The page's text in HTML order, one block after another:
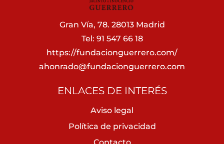
Gran Vía, 78. 28013 Madrid
Tel: 91 547 66 18
https://fundacionguerrero.com/
ahonrado@fundacionguerrero.com
ENLACES DE INTERÉS
Aviso legal
Política de privacidad